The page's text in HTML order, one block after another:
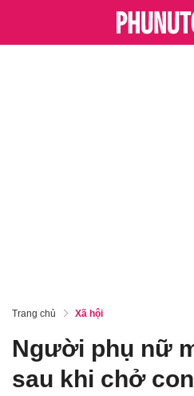
Trang chủ Xã hội
Người phụ nữ
sau khi chở